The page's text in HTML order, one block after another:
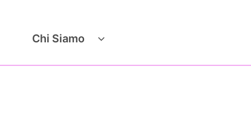
Chi Siamo